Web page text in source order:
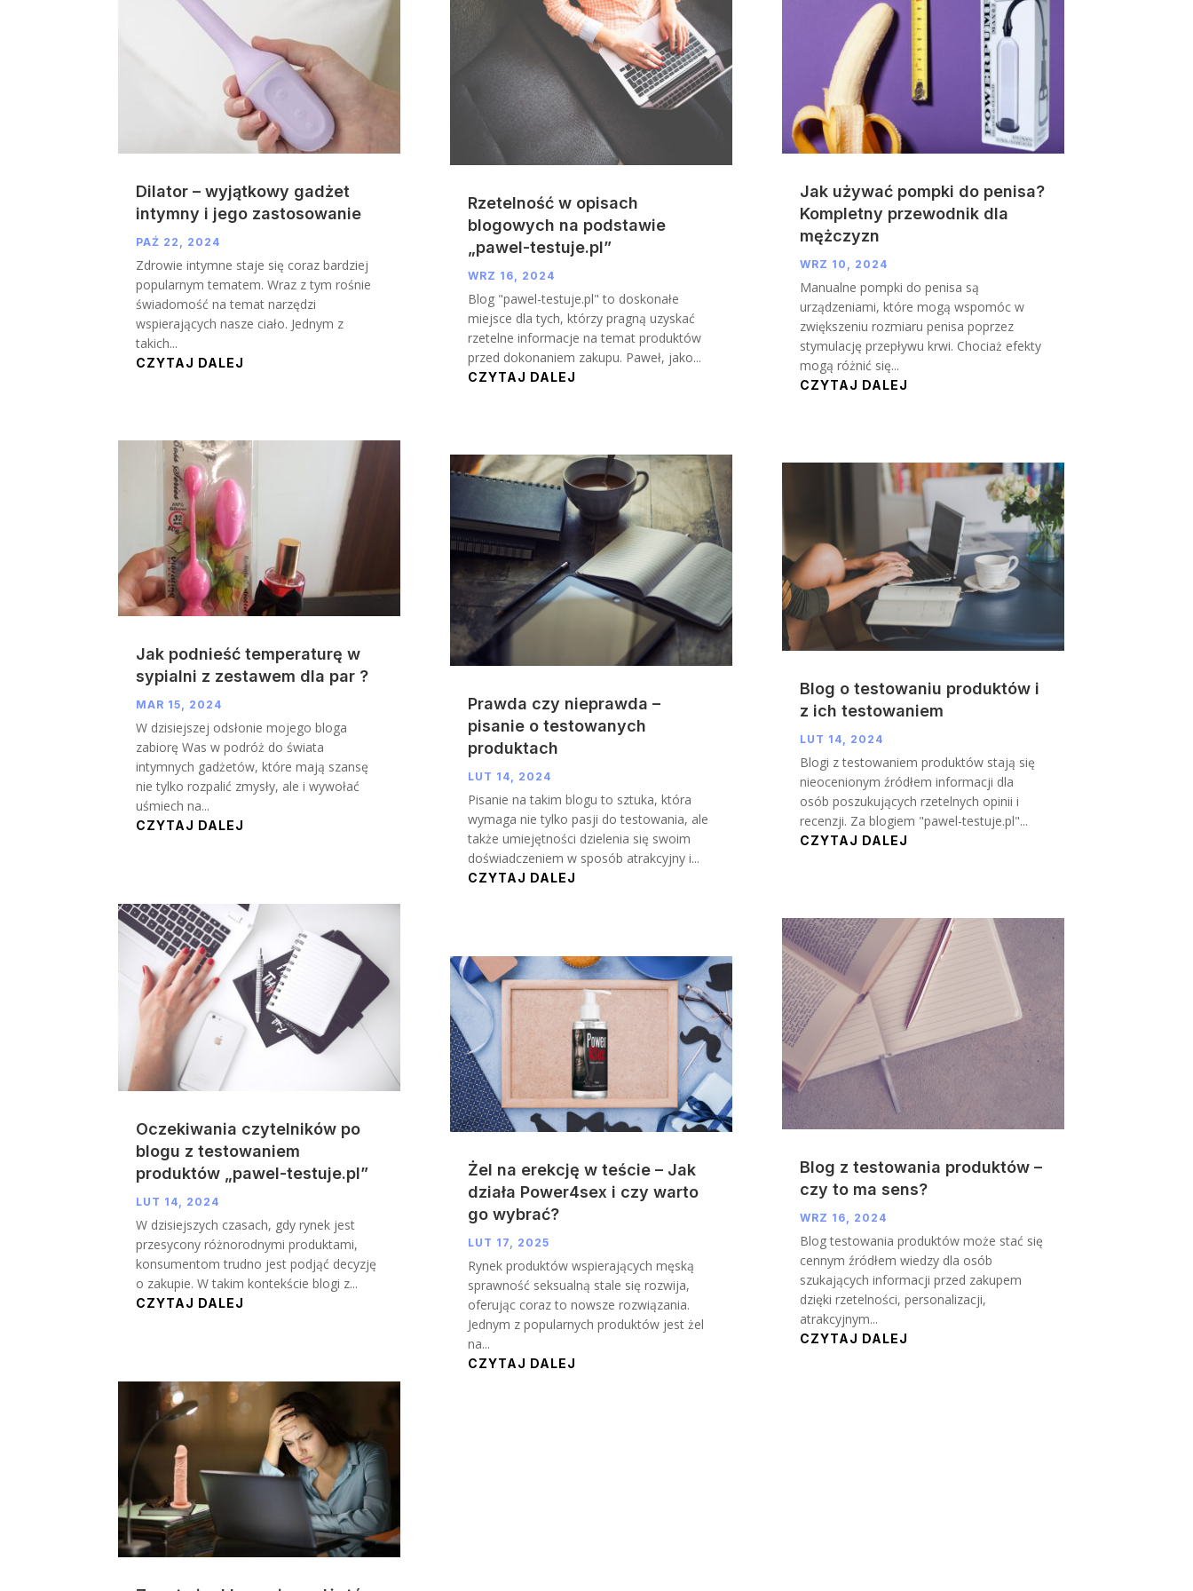
Dilator – wyjątkowy gadżet
intymny i jego zastosowanie
PAŹ 22, 2024
Zdrowie intymne staje się coraz bardziej
popularnym tematem. Wraz z tym rośnie
świadomość na temat narzędzi
wspierających nasze ciało. Jednym z
takich...
CZYTAJ DALEJ
Jak podnieść temperaturę w
sypialni z zestawem dla par ?
MAR 15, 2024
W dzisiejszej odsłonie mojego bloga
zabiorę Was w podróż do świata
intymnych gadżetów, które mają szansę
nie tylko rozpalić zmysły, ale i wywołać
uśmiech na...
CZYTAJ DALEJ
Oczekiwania czytelników po
blogu z testowaniem
produktów „pawel-testuje.pl”
LUT 14, 2024
W dzisiejszych czasach, gdy rynek jest
przesycony różnorodnymi produktami,
konsumentom trudno jest podjąć decyzję
o zakupie. W takim kontekście blogi z...
CZYTAJ DALEJ
Rzetelność w opisach
blogowych na podstawie
„pawel-testuje.pl”
WRZ 16, 2024
Blog "pawel-testuje.pl" to doskonałe
miejsce dla tych, którzy pragną uzyskać
rzetelne informacje na temat produktów
przed dokonaniem zakupu. Paweł, jako...
CZYTAJ DALEJ
Prawda czy nieprawda –
pisanie o testowanych
produktach
LUT 14, 2024
Pisanie na takim blogu to sztuka, która
wymaga nie tylko pasji do testowania, ale
także umiejętności dzielenia się swoim
doświadczeniem w sposób atrakcyjny i...
CZYTAJ DALEJ
Żel na erekcję w teście – Jak
działa Power4sex i czy warto
go wybrać?
LUT 17, 2025
Rynek produktów wspierających męską
sprawność seksualną stale się rozwija,
oferując coraz to nowsze rozwiązania.
Jednym z popularnych produktów jest żel
na...
CZYTAJ DALEJ
Jak używać pompki do penisa?
Kompletny przewodnik dla
mężczyzn
WRZ 10, 2024
Manualne pompki do penisa są
urządzeniami, które mogą wspomóc w
zwiększeniu rozmiaru penisa poprzez
stymulację przepływu krwi. Chociaż efekty
mogą różnić się...
CZYTAJ DALEJ
Blog o testowaniu produktów i
z ich testowaniem
LUT 14, 2024
Blogi z testowaniem produktów stają się
nieocenionym źródłem informacji dla
osób poszukujących rzetelnych opinii i
recenzji. Za blogiem "pawel-testuje.pl"...
CZYTAJ DALEJ
Blog z testowania produktów –
czy to ma sens?
WRZ 16, 2024
Blog testowania produktów może stać się
cennym źródłem wiedzy dla osób
szukających informacji przed zakupem
dzięki rzetelności, personalizacji,
atrakcyjnym...
CZYTAJ DALEJ